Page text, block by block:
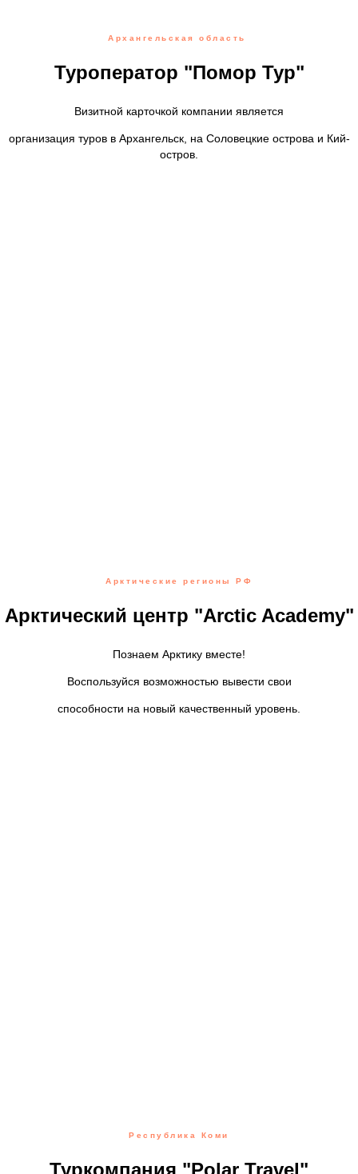
Архангельская область
Туроператор "Помор Тур"
Визитной карточкой компании является
организация туров в Архангельск, на Соловецкие острова и Кий-
остров.
Арктические регионы РФ
Арктический центр "Arctic Academy"
Познаем Арктику вместе!
Воспользуйся возможностью вывести свои
способности на новый качественный уровень.
Республика Коми
Туркомпания "Polar Travel"